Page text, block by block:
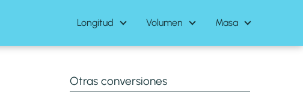
Longitud Volumen Masa
Otras conversiones